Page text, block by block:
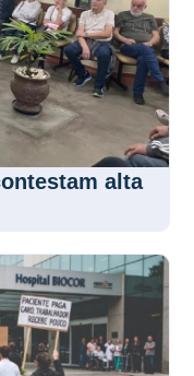
alta